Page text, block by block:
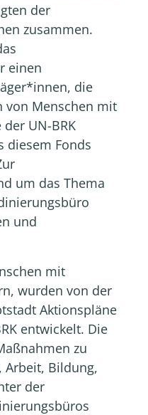
der
zusammen.
einen
die
von Menschen mit
UN-BRK
diesem Fonds
um das Thema
und
mit
wurden von der
Aktionspläne
entwickelt. Die
zu
Arbeit, Bildung,
der